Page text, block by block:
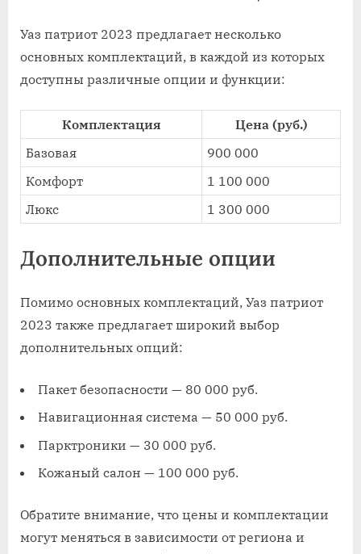
Уаз патриот 2023 предлагает несколько
основных комплектаций, в каждой из которых
доступны различные опции и функции:
Комплектация
Цена (руб.)
Базовая
900 000
Комфорт
1 100 000
Люкс
1 300 000
Дополнительные опции
Помимо основных комплектаций, Уаз патриот
2023 также предлагает широкий выбор
дополнительных опций:
Пакет безопасности — 80 000 руб.
Навигационная система — 50 000 руб.
Парктроники — 30 000 руб.
Кожаный салон — 100 000 руб.
Обратите внимание, что цены и комплектации
могут меняться в зависимости от региона и